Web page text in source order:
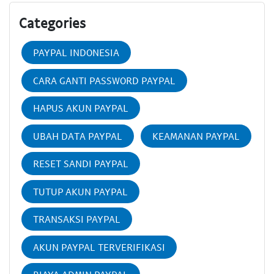
Categories
PAYPAL INDONESIA
CARA GANTI PASSWORD PAYPAL
HAPUS AKUN PAYPAL
UBAH DATA PAYPAL KEAMANAN PAYPAL
RESET SANDI PAYPAL
TUTUP AKUN PAYPAL
TRANSAKSI PAYPAL
AKUN PAYPAL TERVERIFIKASI